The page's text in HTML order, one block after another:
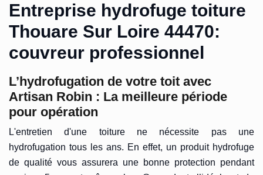
Entreprise hydrofuge toiture
Thouare Sur Loire 44470:
couvreur professionnel
L’hydrofugation de votre toit avec
Artisan Robin : La meilleure période
pour opération
L'entretien d'une toiture ne nécessite pas une
hydrofugation tous les ans. En effet, un produit hydrofuge
de qualité vous assurera une bonne protection pendant